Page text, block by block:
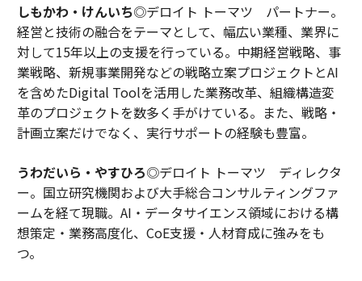
しもかわ・けんいち◎デロイト トーマツ パートナー。
経営と技術の融合をテーマとして、幅広い業種、業界に
対して15年以上の支援を行っている。中期経営戦略、事
業戦略、新規事業開発などの戦略立案プロジェクトとAI
を含めたDigital Toolを活用した業務改革、組織構造変
革のプロジェクトを数多く手がけている。また、戦略・
計画立案だけでなく、実行サポートの経験も豊富。
うわだいら・やすひろ◎デロイト トーマツ ディレクタ
ー。国立研究機関および大手総合コンサルティングファ
ームを経て現職。AI・データサイエンス領域における構
想策定・業務高度化、CoE支援・人材育成に強みをも
つ。